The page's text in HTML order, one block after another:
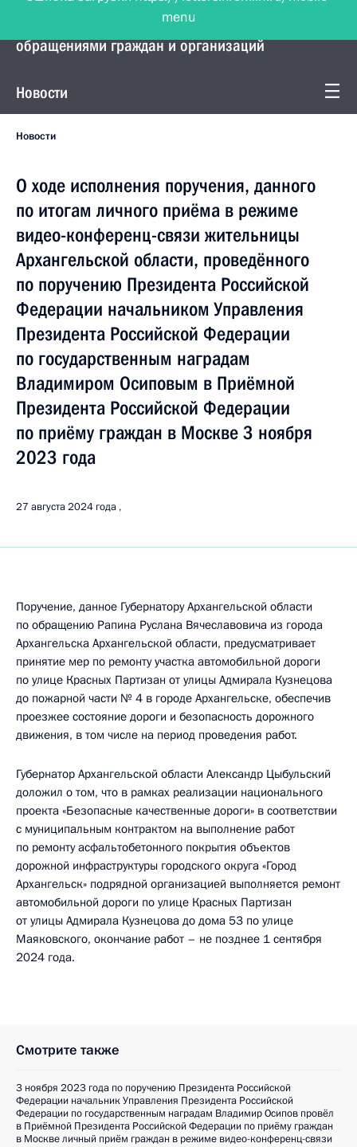
Управление Президента по работе с
обращениями граждан и организаций
Новости
Новости
О ходе исполнения поручения, данного
по итогам личного приёма в режиме
видео-конференц-связи жительницы
Архангельской области, проведённого
по поручению Президента Российской
Федерации начальником Управления
Президента Российской Федерации
по государственным наградам
Владимиром Осиповым в Приёмной
Президента Российской Федерации
по приёму граждан в Москве 3 ноября
2023 года
27 августа 2024 года
Поручение, данное Губернатору Архангельской области
по обращению Рапина Руслана Вячеславовича из города
Архангельска Архангельской области, предусматривает
принятие мер по ремонту участка автомобильной дороги
по улице Красных Партизан от улицы Адмирала Кузнецова
до пожарной части № 4 в городе Архангельске, обеспечив
проезжее состояние дороги и безопасность дорожного
движения, в том числе на период проведения работ.
Губернатор Архангельской области Александр Цыбульский
доложил о том, что в рамках реализации национального
проекта «Безопасные качественные дороги» в соответствии
с муниципальным контрактом на выполнение работ
по ремонту асфальтобетонного покрытия объектов
дорожной инфраструктуры городского округа «Город
Архангельск» подрядной организацией выполняется ремонт
автомобильной дороги по улице Красных Партизан
от улицы Адмирала Кузнецова до дома 53 по улице
Маяковского, окончание работ – не позднее 1 сентября
2024 года.
Смотрите также
3 ноября 2023 года по поручению Президента Российской
Федерации начальник Управления Президента Российской
Федерации по государственным наградам Владимир Осипов провёл
в Приёмной Президента Российской Федерации по приёму граждан
в Москве личный приём граждан в режиме видео-конференц-связи